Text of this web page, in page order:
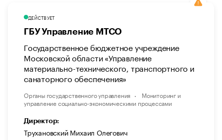
ДЕЙСТВУЕТ
ГБУ Управление МТСО
Государственное бюджетное учреждение
Московской области «Управление
материально-технического, транспортного и
санаторного обеспечения»
Органы государственного управления
Мониторинг и
управление социально-экономическими процессами
Директор:
Трухановский Михаил Олегович